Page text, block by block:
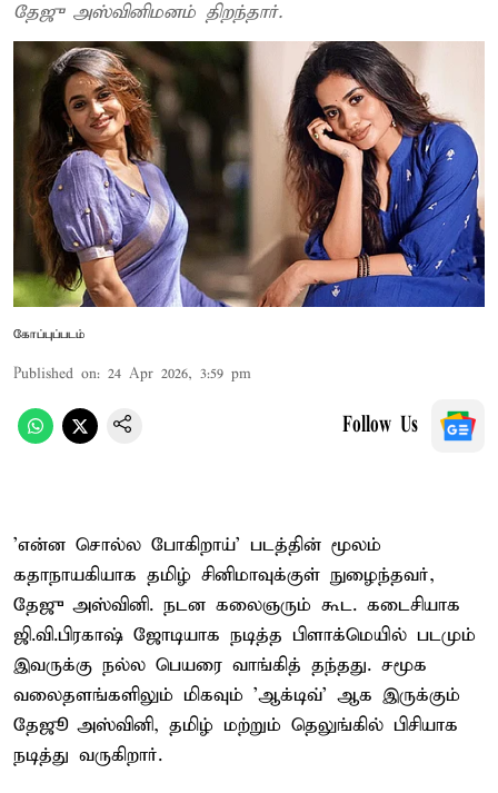
தேஜு அஸ்வினிமனம் திறந்தார்.
கோப்புப்படம்
Published on: 24 Apr 2026, 3:59 pm
Follow Us
'என்ன சொல்ல போகிறாய்' படத்தின் மூலம்
கதாநாயகியாக தமிழ் சினிமாவுக்குள் நுழைந்தவர்,
தேஜு அஸ்வினி. நடன கலைஞரும் கூட. கடைசியாக
ஜி.வி.பிரகாஷ் ஜோடியாக நடித்த பிளாக்மெயில் படமும்
இவருக்கு நல்ல பெயரை வாங்கித் தந்தது. சமூக
வலைதளங்களிலும் மிகவும் 'ஆக்டிவ்' ஆக இருக்கும்
தேஜூ அஸ்வினி, தமிழ் மற்றும் தெலுங்கில் பிசியாக
நடித்து வருகிறார்.